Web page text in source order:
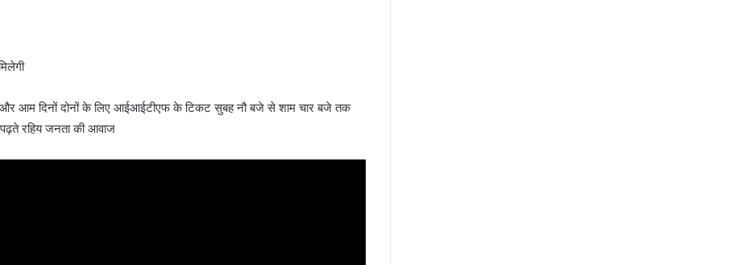
और आम दिनों दोनों के लिए आईआईटीएफ के टिकट सुबह नौ बजे से शाम चार बजे तक
रहिय जनता की आवाज